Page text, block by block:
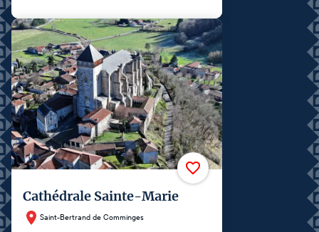
Cathédrale Sainte-Marie
Saint-Bertrand de Comminges